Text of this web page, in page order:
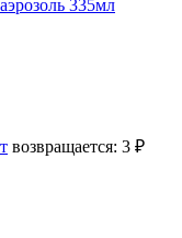
335мл
возвращается: 3 ₽